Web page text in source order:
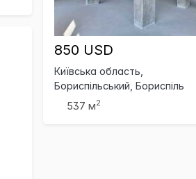
850 USD
Київська область,
Бориспільський, Бориспіль
537 м2